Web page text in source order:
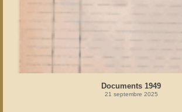
Documents 1949
21 septembre 2025